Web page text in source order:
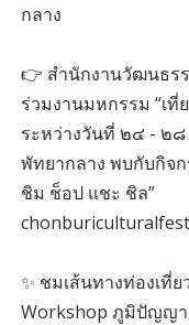
กลาง
👉 สำนักงานวัฒนธร
ร่วมงานมหกรรม “เ
ระหว่างวันที่ ๒๔ - ๒
พัทยากลาง พบกับกิจ
ชิม ช็อป แชะ ชิล”
✨️ ชมเส้นทางท่องเที่
Workshop ภูมิปัญญ